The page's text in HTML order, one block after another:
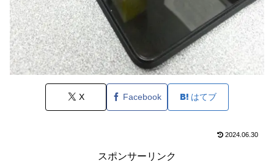
X Facebook はてブ
2024.06.30
スポンサーリンク